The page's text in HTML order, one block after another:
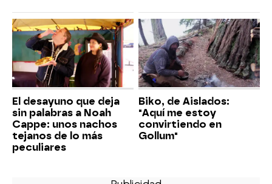
El desayuno que deja
sin palabras a Noah
Cappe: unos nachos
tejanos de lo más
peculiares
Biko, de Aislados:
"Aquí me estoy
convirtiendo en
Gollum"